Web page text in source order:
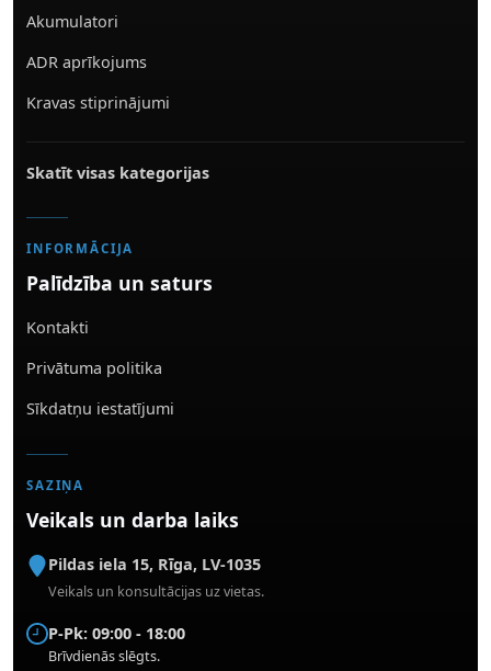
Akumulatori
ADR aprīkojums
Kravas stiprinājumi
Skatīt visas kategorijas
INFORMĀCIJA
Palīdzība un saturs
Kontakti
Privātuma politika
Sīkdatņu iestatījumi
SAZIŅA
Veikals un darba laiks
Pildas iela 15, Rīga, LV-1035
Veikals un konsultācijas uz vietas.
P-Pk: 09:00 - 18:00
Brīvdienās slēgts.